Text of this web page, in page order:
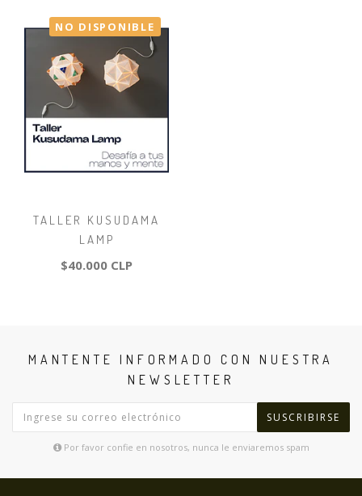
NO DISPONIBLE
TALLER KUSUDAMA
LAMP
$40.000 CLP
MANTENTE INFORMADO CON NUESTRA
NEWSLETTER
SUSCRIBIRSE
Por favor confie en nosotros, nunca le enviaremos spam